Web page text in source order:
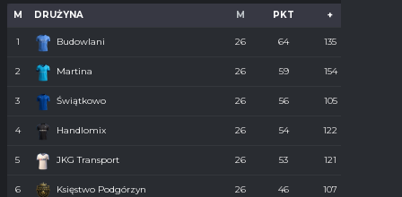
M DRUŻYNA M PKT +
1 Budowlani 26 64 135
2 Martina 26 59 154
3 Świątkowo 26 56 105
4 Handlomix 26 54 122
5 JKG Transport 26 53 121
6 Księstwo Podgórzyn 26 46 107